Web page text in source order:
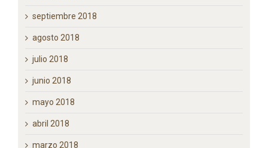
octubre 2018
septiembre 2018
agosto 2018
julio 2018
junio 2018
mayo 2018